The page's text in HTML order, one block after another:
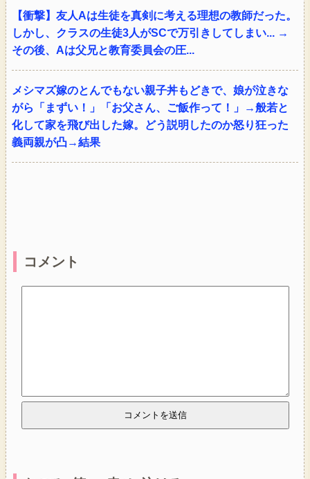
【衝撃】友人Aは生徒を真剣に考える理想の教師だった。
しかし、クラスの生徒3人がSCで万引きしてしまい... →
その後、Aは父兄と教育委員会の圧...
メシマズ嫁のとんでもない親子丼もどきで、娘が泣きな
がら「まずい！」「お父さん、ご飯作って！」→般若と
化して家を飛び出した嫁。どう説明したのか怒り狂った
義両親が凸→結果
コメント